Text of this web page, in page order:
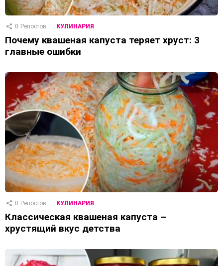
0 Репостов КУЛИНАРИЯ
Почему квашеная капуста теряет хруст: 3
главные ошибки
0 Репостов КУЛИНАРИЯ
Классическая квашеная капуста –
хрустящий вкус детства